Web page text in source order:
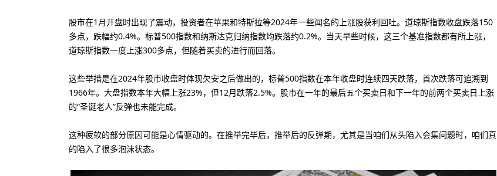
股市在1月开盘时出现了震动，投资者在苹果和特斯拉等2024年一些闻名的上涨股获利回吐。道琼斯指数收盘跌落150
多点，跌幅约0.4%。标普500指数和纳斯达克归纳指数均跌落约0.2%。当天早些时候，这三个基准指数都有所上涨，
道琼斯指数一度上涨300多点，但随着买卖的进行而回落。
这些举措是在2024年股市收盘时体现欠安之后做出的，标普500指数在本年收盘时连续四天跌落，首次跌落可追溯到
1966年。大盘指数本年大幅上涨23%，但12月跌落2.5%。股市在一年的最后五个买卖日和下一年的前两个买卖日上涨
的“圣诞老人”反弹也未能完成。
这种疲软的部分原因可能是心情驱动的。在推举完毕后，推举后的反弹期，尤其是当咱们从头陷入会集问题时，咱们真
的陷入了很多泡沫状态。
最低入金 最大杠杆
500美元 500倍
最低入金 最大杠杆
80美元 888倍